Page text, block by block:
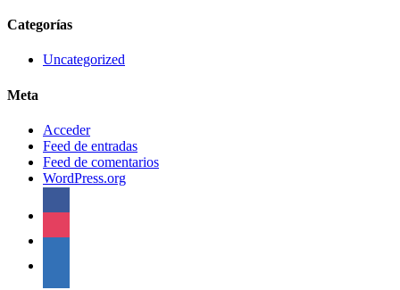
Categorías
Uncategorized
Meta
Acceder
Feed de entradas
Feed de comentarios
WordPress.org